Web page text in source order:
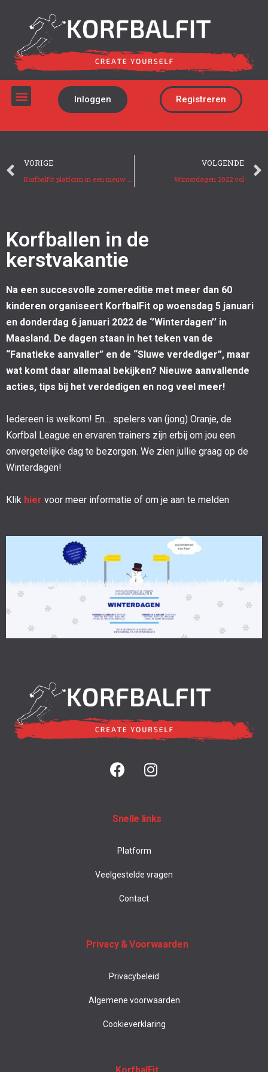
Inloggen Registreren
VORIGE
KorfbalFit platform in een nieuw jasje
VOLGENDE
Winterdagen 2022 vol
Korfballen in de
kerstvakantie
Na een succesvolle zomereditie met meer dan 60
kinderen organiseert KorfbalFit op woensdag 5 januari
en donderdag 6 januari 2022 de ‘’Winterdagen’’ in
Maasland. De dagen staan in het teken van de
“Fanatieke aanvaller” en de “Sluwe verdediger”, maar
wat komt daar allemaal bekijken? Nieuwe aanvallende
acties, tips bij het verdedigen en nog veel meer!
Iedereen is welkom! En… spelers van (jong) Oranje, de
Korfbal League en ervaren trainers zijn erbij om jou een
onvergetelijke dag te bezorgen. We zien jullie graag op de
Winterdagen!
Klik hier voor meer informatie of om je aan te melden
Snelle links
Platform
Veelgestelde vragen
Contact
Privacy & Voorwaarden
Privacybeleid
Algemene voorwaarden
Cookieverklaring